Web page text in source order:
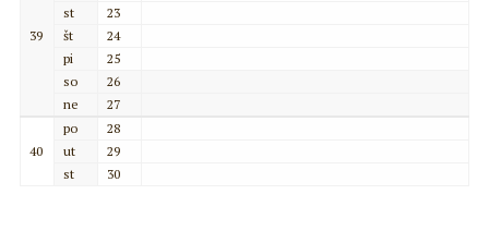
39
st
23
št
24
pi
25
so
26
ne
27
40
po
28
ut
29
st
30